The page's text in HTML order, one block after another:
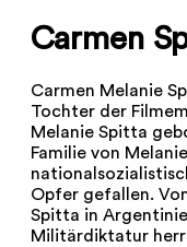
Carmen
Carmen Melanie
Tochter der
Melanie Spitta
Familie von
Opfer gefallen.
Spitta in
Militärdiktatur